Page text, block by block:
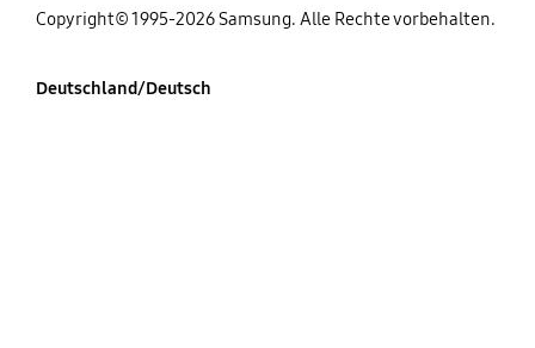
Copyright© 1995-2026 Samsung. Alle Rechte vorbehalten.
Deutschland/Deutsch